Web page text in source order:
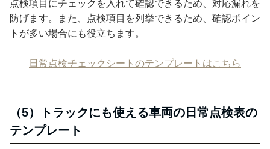
点検項目にチェックを入れて確認できるため、対応漏れを
防げます。また、点検項目を列挙できるため、確認ポイン
トが多い場合にも役立ちます。
日常点検チェックシートのテンプレートはこちら
（5）トラックにも使える車両の日常点検表の
テンプレート